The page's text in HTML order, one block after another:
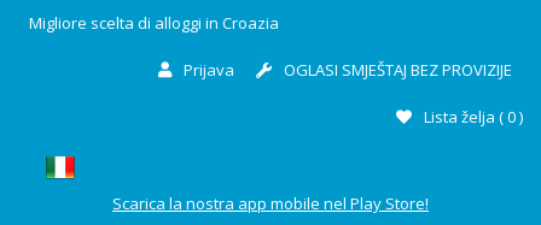
Migliore scelta di alloggi in Croazia
Prijava OGLASI SMJEŠTAJ BEZ PROVIZIJE
Lista želja (0)
Scarica la nostra app mobile nel Play Store!